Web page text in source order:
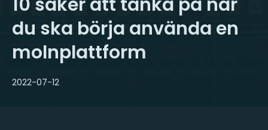
du ska börja använda en
molnplattform
2022-07-12